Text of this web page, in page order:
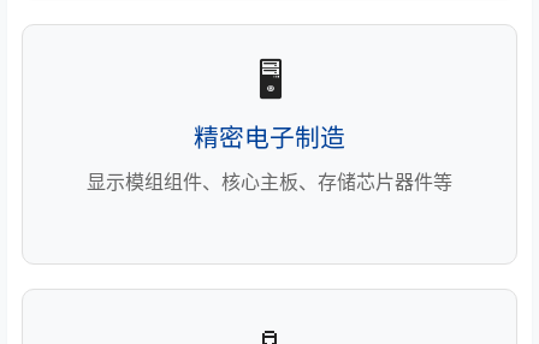
🖥️
精密电子制造
显示模组组件、核心主板、存储芯片器件等